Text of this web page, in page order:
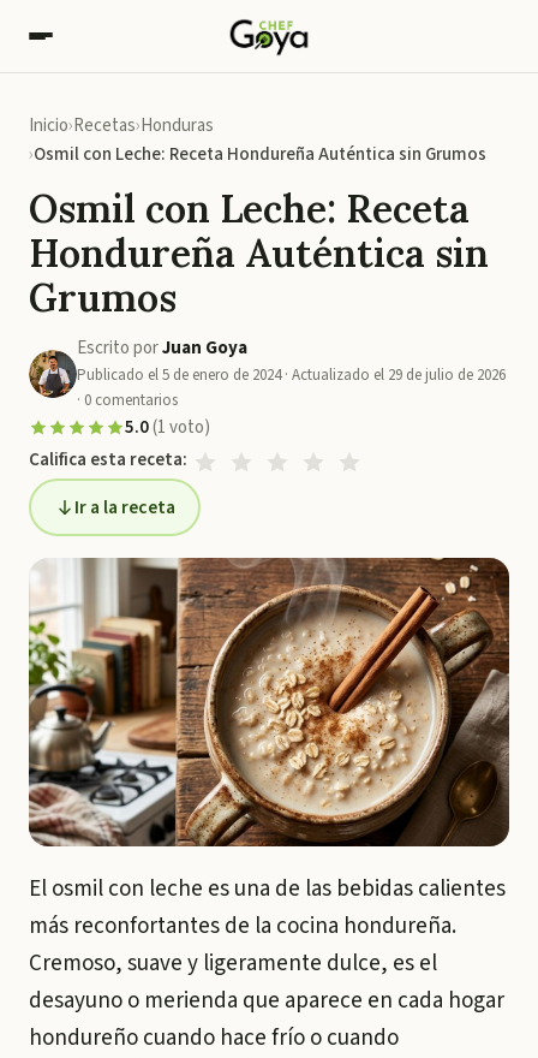
Inicio Recetas Honduras
Osmil con Leche: Receta Hondureña Auténtica sin Grumos
Osmil con Leche: Receta
Hondureña Auténtica sin
Grumos
Escrito porJuan Goya
Publicado el5 de enero de 2024· Actualizado el 29 de julio de 2026
· 0 comentarios
5.0(1voto)
Califica esta receta:
Ir a la receta
El osmil con leche es una de las bebidas calientes
más reconfortantes de la cocina hondureña.
Cremoso, suave y ligeramente dulce, es el
desayuno o merienda que aparece en cada hogar
hondureño cuando hace frío o cuando